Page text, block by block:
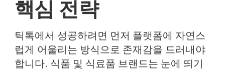
핵심 전략
틱톡에서 성공하려면 먼저 플랫폼에 자연스
럽게 어울리는 방식으로 존재감을 드러내야
합니다. 식품 및 식료품 브랜드는 눈에 띄기